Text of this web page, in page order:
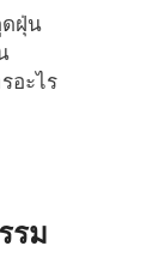
ดฝุ่น
อะไร
รม